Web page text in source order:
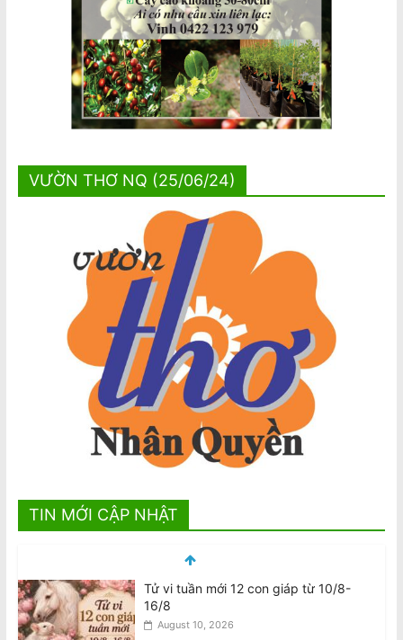
VƯỜN THƠ NQ (25/06/24)
TIN MỚI CẬP NHẬT
Tử vi tuần mới 12 cung hoàng đạo
10/8-16/8
August 10, 2026